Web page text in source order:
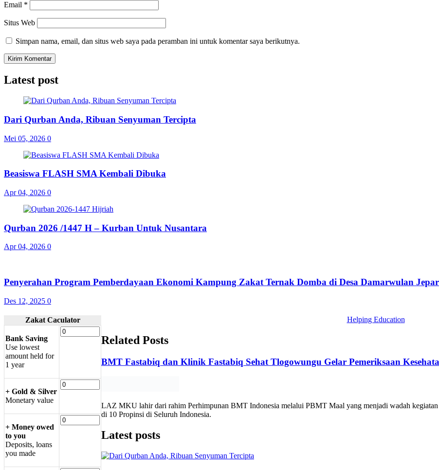
Email *
Situs Web
Simpan nama, email, dan situs web saya pada peramban ini untuk komentar saya berikutnya.
Latest post
Dari Qurban Anda, Ribuan Senyuman Tercipta
Mei 05, 2026 0
Beasiswa FLASH SMA Kembali Dibuka
Apr 04, 2026 0
Qurban 2026 /1447 H – Kurban Untuk Nusantara
Apr 04, 2026 0
Penyerahan Program Pemberdayaan Ekonomi Kampung Zakat Ternak Domba di Desa Damarwulan
Des 12, 2025 0
Zakat Caculator
Bank Saving
Use lowest
amount held for
1 year
+ Gold & Silver
Monetary value
+ Money owed
to you
Deposits, loans
you made
Helping Education
Related Posts
BMT Fastabiq dan Klinik Fastabiq Sehat Tlogowungu Gelar Pemeriksaan
LAZ MKU lahir dari rahim Perhimpunan BMT Indonesia melalui PBMT Maal yang menjadi wadah
di 10 Propinsi di Seluruh Indonesia.
Latest posts